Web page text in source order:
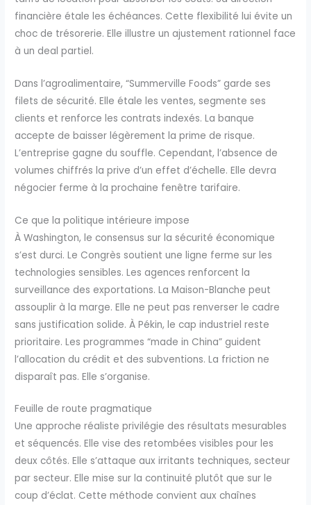
financière étale les échéances. Cette flexibilité lui évite un
choc de trésorerie. Elle illustre un ajustement rationnel face
à un deal partiel.
Dans l’agroalimentaire, “Summerville Foods” garde ses
filets de sécurité. Elle étale les ventes, segmente ses
clients et renforce les contrats indexés. La banque
accepte de baisser légèrement la prime de risque.
L’entreprise gagne du souffle. Cependant, l’absence de
volumes chiffrés la prive d’un effet d’échelle. Elle devra
négocier ferme à la prochaine fenêtre tarifaire.
Ce que la politique intérieure impose
À Washington, le consensus sur la sécurité économique
s’est durci. Le Congrès soutient une ligne ferme sur les
technologies sensibles. Les agences renforcent la
surveillance des exportations. La Maison-Blanche peut
assouplir à la marge. Elle ne peut pas renverser le cadre
sans justification solide. À Pékin, le cap industriel reste
prioritaire. Les programmes “made in China” guident
l’allocation du crédit et des subventions. La friction ne
disparaît pas. Elle s’organise.
Feuille de route pragmatique
Une approche réaliste privilégie des résultats mesurables
et séquencés. Elle vise des retombées visibles pour les
deux côtés. Elle s’attaque aux irritants techniques, secteur
par secteur. Elle mise sur la continuité plutôt que sur le
coup d’éclat. Cette méthode convient aux chaînes